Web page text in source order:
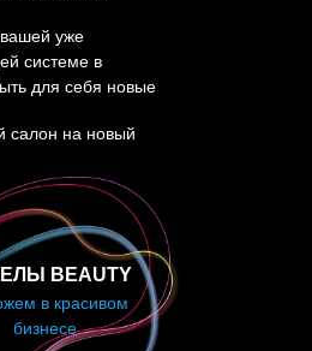
уже
системе в
для себя новые
BEAUTY
салон на новый
в красивом
бизнесе